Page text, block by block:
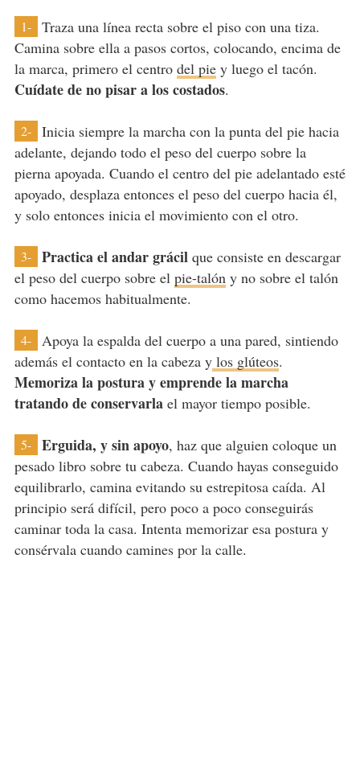
1-
Traza una línea recta sobre el piso con una tiza.
Camina sobre ella a pasos cortos, colocando, encima de
la marca, primero el centro del piey luego el tacón.
Cuídate de no pisar a los costados.
2-
Inicia siempre la marcha con la punta del pie hacia
adelante, dejando todo el peso del cuerpo sobre la
pierna apoyada. Cuando el centro del pie adelantado esté
apoyado, desplaza entonces el peso del cuerpo hacia él,
y solo entonces inicia el movimiento con el otro.
3- Practica el andar grácilque consiste en descargar
el peso del cuerpo sobre el pie-talóny no sobre el talón
como hacemos habitualmente.
4-
Apoya la espalda del cuerpo a una pared, sintiendo
además el contacto en la cabeza ylos glúteos.
Memoriza la postura y emprende la marcha
tratando de conservarlael mayor tiempo posible.
5- Erguida, y sin apoyo, haz que alguien coloque un
pesado libro sobre tu cabeza. Cuando hayas conseguido
equilibrarlo, camina evitando su estrepitosa caída. Al
principio será difícil, pero poco a poco conseguirás
caminar toda la casa. Intenta memorizar esa postura y
consérvala cuando camines por la calle.